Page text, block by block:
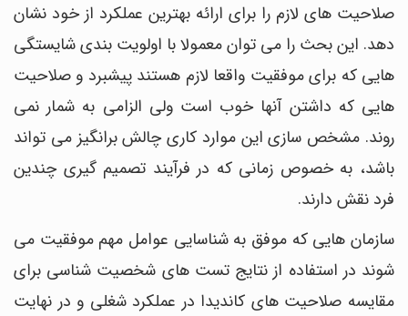
صلاحیت های لازم را برای ارائه بهترین عملکرد از خود نشان
دهد. این بحث را می توان معمولا با اولویت بندی شایستگی
هایی که برای موفقیت واقعا لازم هستند پیشبرد و صلاحیت
هایی که داشتن آنها خوب است ولی الزامی به شمار نمی
روند. مشخص سازی این موارد کاری چالش برانگیز می تواند
باشد، به خصوص زمانی که در فرآیند تصمیم گیری چندین
فرد نقش دارند.
سازمان هایی که موفق به شناسایی عوامل مهم موفقیت می
شوند در استفاده از نتایج تست های شخصیت شناسی برای
مقایسه صلاحیت های کاندیدا در عملکرد شغلی و در نهایت